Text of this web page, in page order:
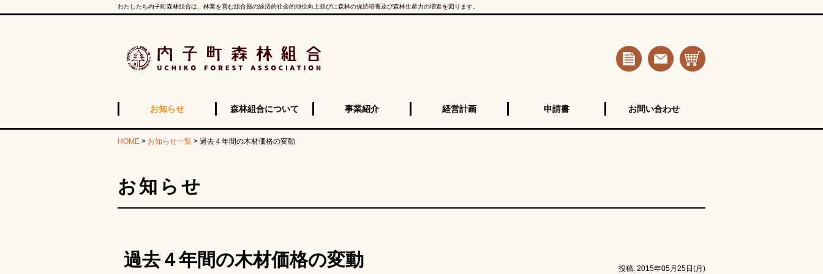
わたしたち内子町森林組合は、林業を営む組合員の経済的社会的地位向上並びに森林の保続培養及び森林生産力の増進を図ります。
お知らせ 森林組合について 事業紹介 経営計画 申請書 お問い合わせ
HOME > お知らせ一覧 > 過去４年間の木材価格の変動
お知らせ
過去４年間の木材価格の変動 投稿: 2015年05月25日(月)